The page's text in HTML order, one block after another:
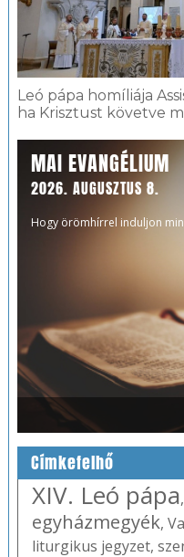
Leó pápa homíliája
ha Krisztust követve
MAI EVANGÉLIUM
2026. AUGUSZTUS 8.
Hogy örömhírrel induljon
Címkefelhő
XIV. Leó pápa,
egyházmegyék,
liturgikus jegyzet,